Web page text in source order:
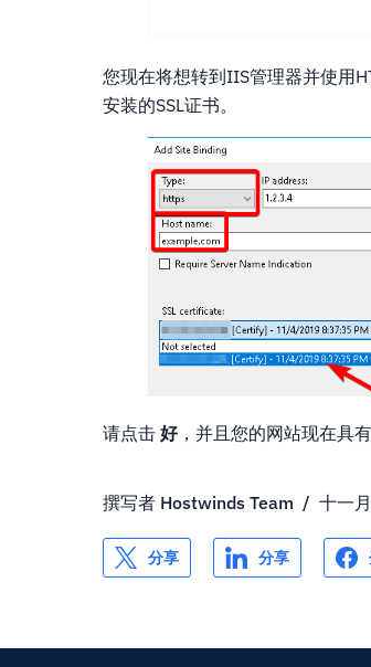
您现在将想转到IIS管理器并使用
安装的SSL证书。
请点击好，并且您的网站现在具
撰写者 Hostwinds Team /十一
分享 分享